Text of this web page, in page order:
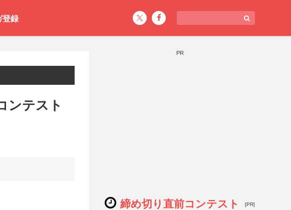
登録
ンテスト
PR
締め切り直前コンテスト [PR]